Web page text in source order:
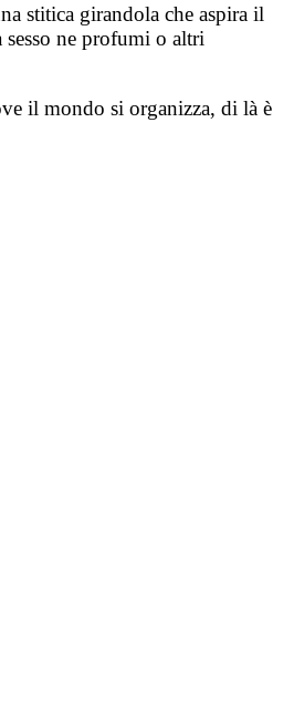
stitica girandola che aspira il
ne profumi o altri
il mondo si organizza, di là è